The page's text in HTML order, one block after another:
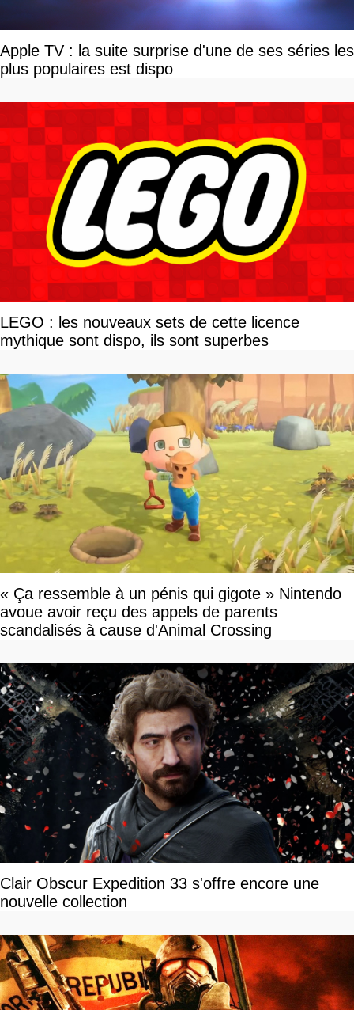
Apple TV : la suite surprise d'une de ses séries les
plus populaires est dispo
LEGO : les nouveaux sets de cette licence
mythique sont dispo, ils sont superbes
« Ça ressemble à un pénis qui gigote » Nintendo
avoue avoir reçu des appels de parents
scandalisés à cause d'Animal Crossing
Clair Obscur Expedition 33 s'offre encore une
nouvelle collection